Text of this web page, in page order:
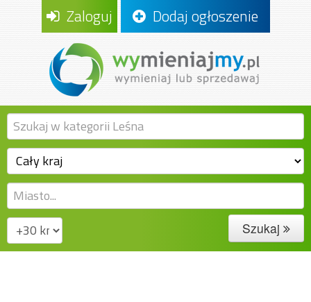
Zaloguj Dodaj ogłoszenie
Szukaj